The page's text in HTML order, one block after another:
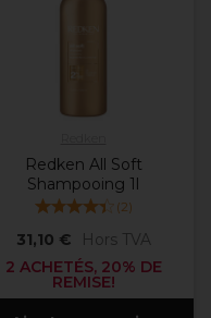
Redken All Soft
Shampooing 1l
(2)
31,10 €
Hors TVA
2 ACHETÉS, 20% DE
REMISE!